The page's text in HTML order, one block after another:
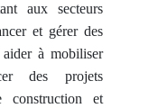
aux secteurs
et gérer des
à mobiliser
des projets
construction et